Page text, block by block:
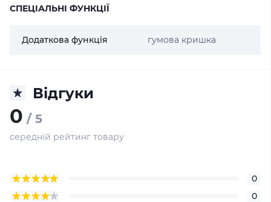
СПЕЦІАЛЬНІ ФУНКЦІЇ
Додаткова функція гумова кришка
Відгуки
0 / 5
середній рейтинг товару
0
0